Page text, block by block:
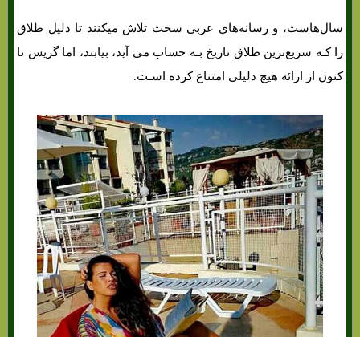
سال‌هاست، و رسانه‌هاي‌ عربی سخت تلاش میکنند تا دلیل طلاق
را کـه سریع‌ترین طلاق تاریخ بـه حساب می آید، بیابند، اما گریس تا
کنون از ارائه هیچ دلیلی امتناع کرده اسـت.